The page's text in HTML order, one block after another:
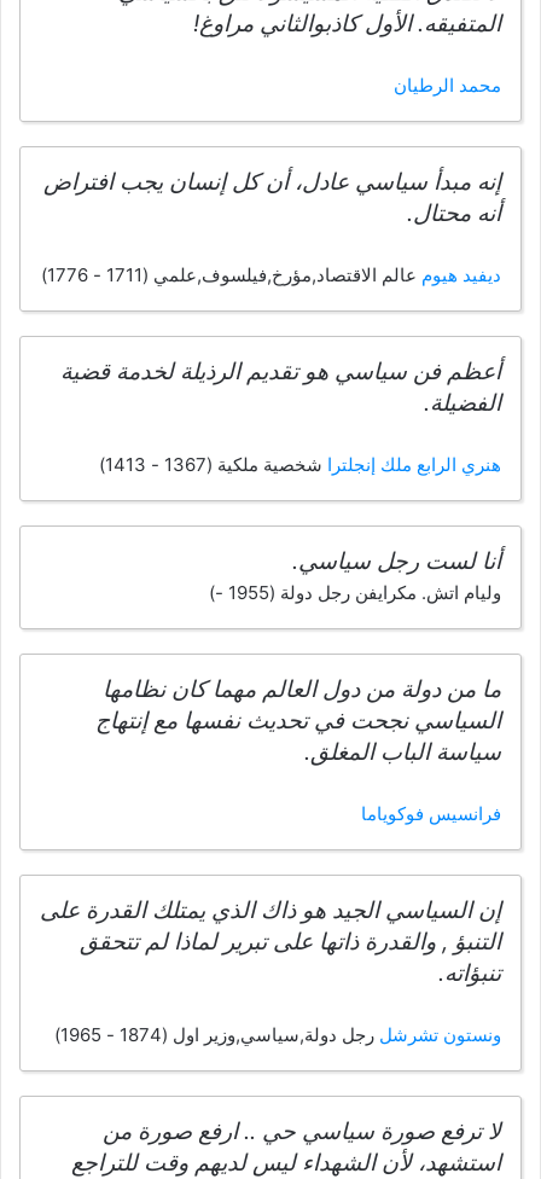
المتفيقه. الأول كاذبوالثاني مراوغ!
محمد الرطيان
إنه مبدأ سياسي عادل، أن كل إنسان يجب افتراض
أنه محتال.
ديفيد هيوم عالم الاقتصاد,مؤرخ,فيلسوف,علمي (1711 - 1776)
أعظم فن سياسي هو تقديم الرذيلة لخدمة قضية
الفضيلة.
هنري الرابع ملك إنجلترا شخصية ملكية (1367 - 1413)
أنا لست رجل سياسي.
وليام اتش. مكرايفن رجل دولة (1955 -)
ما من دولة من دول العالم مهما كان نظامها
السياسي نجحت في تحديث نفسها مع إنتهاج
سياسة الباب المغلق.
فرانسيس فوكوياما
إن السياسي الجيد هو ذاك الذي يمتلك القدرة على
التنبؤ , والقدرة ذاتها على تبرير لماذا لم تتحقق
تنبؤاته.
ونستون تشرشل رجل دولة,سياسي,وزير اول (1874 - 1965)
لا ترفع صورة سياسي حي .. ارفع صورة من
استشهد، لأن الشهداء ليس لديهم وقت للتراجع